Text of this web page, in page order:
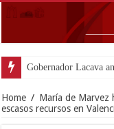
Home / María de Marvez
escasos recursos en